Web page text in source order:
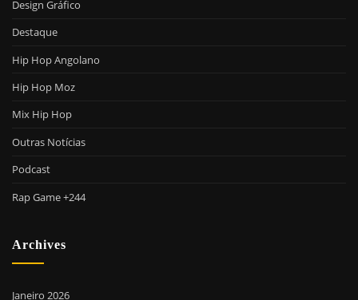
Design Gráfico
Destaque
Hip Hop Angolano
Hip Hop Moz
Mix Hip Hop
Outras Notícias
Podcast
Rap Game +244
Archives
Janeiro 2026